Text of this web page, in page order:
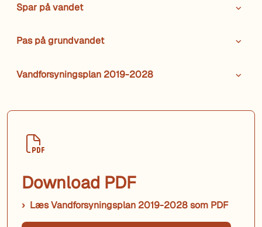
Spar på vandet
Pas på grundvandet
Vandforsyningsplan 2019-2028
Download PDF
Læs Vandforsyningsplan 2019-2028 som PDF